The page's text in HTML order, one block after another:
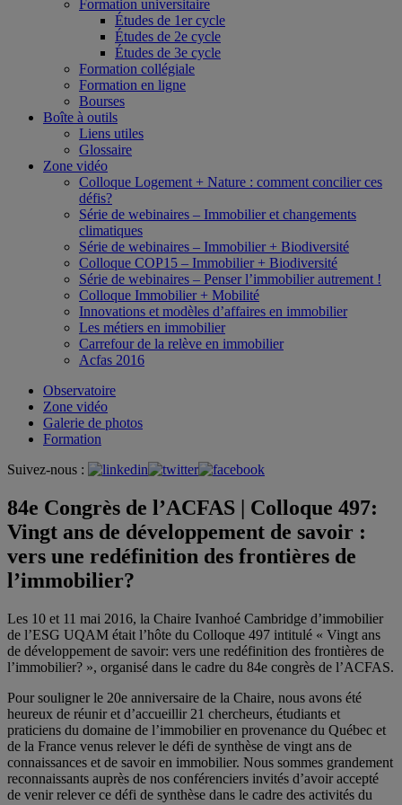
Formation universitaire
Études de 1er cycle
Études de 2e cycle
Études de 3e cycle
Formation collégiale
Formation en ligne
Bourses
Boîte à outils
Liens utiles
Glossaire
Zone vidéo
Colloque Logement + Nature : comment concilier ces
défis?
Série de webinaires – Immobilier et changements
climatiques
Série de webinaires – Immobilier + Biodiversité
Colloque COP15 – Immobilier + Biodiversité
Série de webinaires – Penser l’immobilier autrement !
Colloque Immobilier + Mobilité
Innovations et modèles d’affaires en immobilier
Les métiers en immobilier
Carrefour de la relève en immobilier
Acfas 2016
Observatoire
Zone vidéo
Galerie de photos
Formation
Suivez-nous :
84e Congrès de l’ACFAS | Colloque 497:
Vingt ans de développement de savoir :
vers une redéfinition des frontières de
l’immobilier?
Les 10 et 11 mai 2016, la Chaire Ivanhoé Cambridge d’immobilier
de l’ESG UQAM était l’hôte du Colloque 497 intitulé « Vingt ans
de développement de savoir: vers une redéfinition des frontières de
l’immobilier? », organisé dans le cadre du 84e congrès de l’ACFAS.
Pour souligner le 20e anniversaire de la Chaire, nous avons été
heureux de réunir et d’accueillir 21 chercheurs, étudiants et
praticiens du domaine de l’immobilier en provenance du Québec et
de la France venus relever le défi de synthèse de vingt ans de
connaissances et de savoir en immobilier. Nous sommes grandement
reconnaissants auprès de nos conférenciers invités d’avoir accepté
de venir relever ce défi de synthèse dans le cadre des activités du